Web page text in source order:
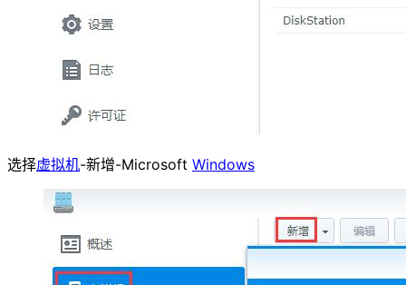
选择虚拟机-新增-Microsoft Windows